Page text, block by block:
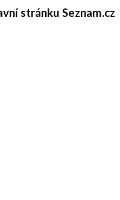
stránku Seznam.cz